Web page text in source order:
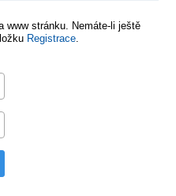
www stránku. Nemáte-li ještě
Registrace